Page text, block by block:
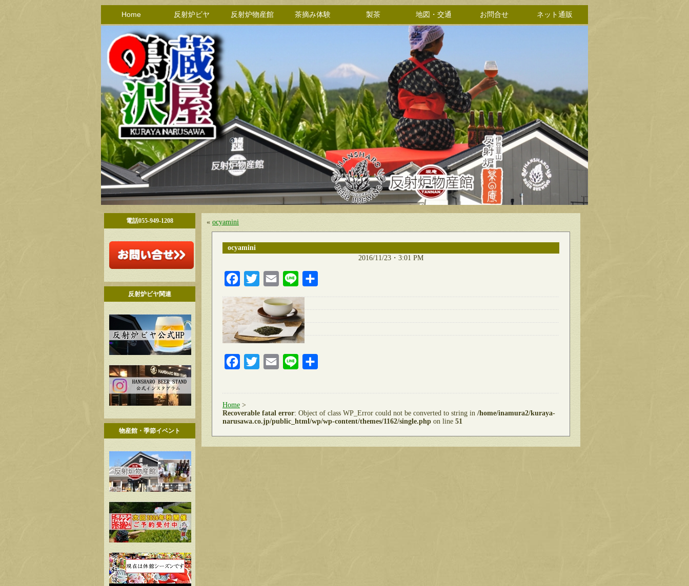
Home 反射炉ビヤ 反射炉物産館 茶摘み体験 製茶 地図・交通 お問合せ ネット通販
電話055-949-1208
反射炉ビヤ関連
物産館・季節イベント
« ocyamini
ocyamini
2016/11/23・3:01 PM
FacebookTwitter Email Line
FacebookTwitter Email Line
Home >
Recoverable fatal error: Object of class WP_Error could not be converted to string in /home/inamura2/kuraya-
narusawa.co.jp/public_html/wp/wp-content/themes/1162/single.php on line 51